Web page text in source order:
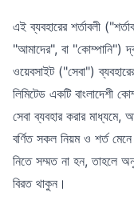
এই ব্যবহারের শর্তাবলী
"আমাদের", বা "কোম্পানি")
ওয়েবসাইট ("সেবা")
লিমিটেড একটি বাংলাদেশী
সেবা ব্যবহার করার মাধ্যমে,
বর্ণিত সকল নিয়ম ও শর্ত
নিতে সম্মত না হন, তাহলে
বিরত থাকুন।